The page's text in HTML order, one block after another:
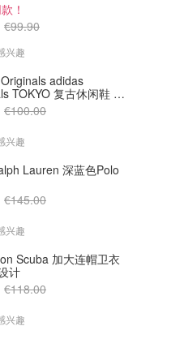
€35.00
亚麻混纺短上衣
！
€99.90
兴趣
adidas
TOKYO 复古休闲鞋 深
€100.00
兴趣
Lauren 深蓝色Polo
€145.00
兴趣
Scuba 加大连帽卫衣
计
€118.00
兴趣